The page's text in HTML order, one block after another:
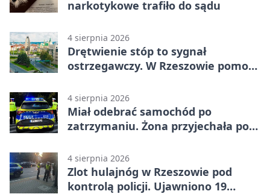
narkotykowe trafiło do sądu
4 sierpnia 2026
Drętwienie stóp to sygnał
ostrzegawczy. W Rzeszowie pomoże
4 sierpnia 2026
Miał odebrać samochód po
zatrzymaniu. Żona przyjechała po
4 sierpnia 2026
Zlot hulajnóg w Rzeszowie pod
kontrolą policji. Ujawniono 19